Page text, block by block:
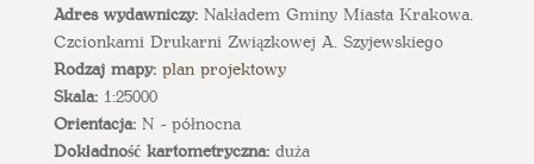
Adres wydawniczy:Nakładem Gminy Miasta Krakowa.
Czcionkami Drukarni Związkowej A. Szyjewskiego
Rodzaj mapy: plan projektowy
Skala:1:25000
Orientacja:N - północna
Dokładność kartometryczna:duża